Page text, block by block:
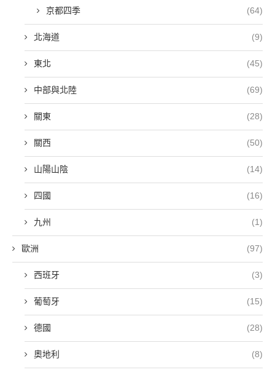
京都四季 (64)
北海道 (9)
東北 (45)
中部與北陸 (69)
關東 (28)
關西 (50)
山陽山陰 (14)
四國 (16)
九州 (1)
歐洲 (97)
西班牙 (3)
葡萄牙 (15)
德國 (28)
奧地利 (8)